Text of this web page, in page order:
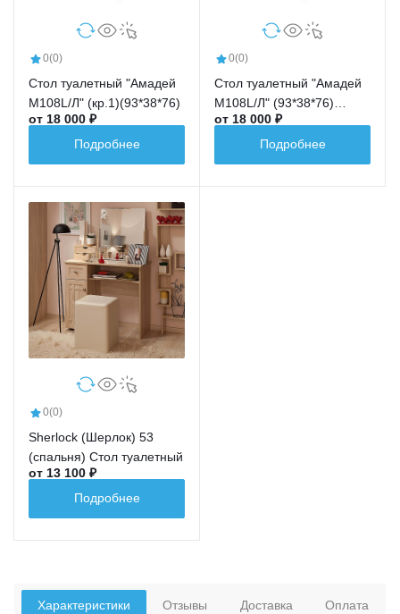
0(0)
Стол туалетный "Амадей
М108L/Л" (кр.1)(93*38*76)
от 18 000 ₽
Подробнее
0(0)
Стол туалетный "Амадей
М108L/Л" (93*38*76)
(кр.16)
от 18 000 ₽
Подробнее
0(0)
Sherlock (Шерлок) 53
(спальня) Стол туалетный
от 13 100 ₽
Подробнее
Характеристики Отзывы Доставка Оплата